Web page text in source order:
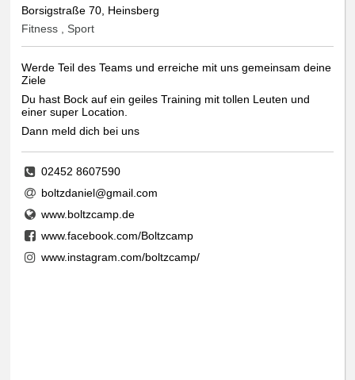
Borsigstraße 70, Heinsberg
Fitness , Sport
Werde Teil des Teams und erreiche mit uns gemeinsam deine
Ziele
Du hast Bock auf ein geiles Training mit tollen Leuten und
einer super Location.
Dann meld dich bei uns
02452 8607590
boltzdaniel@gmail.com
www.boltzcamp.de
www.facebook.com/Boltzcamp
www.instagram.com/boltzcamp/